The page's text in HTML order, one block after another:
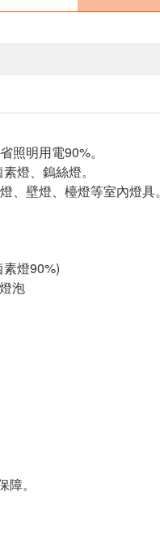
照明用電90%。
燈、鎢絲燈。
、壁燈、檯燈等室內燈具。
燈90%)
泡
。